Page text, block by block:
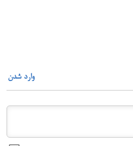
وارد شدن